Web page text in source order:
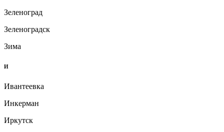
Зеленоград
Зеленоградск
Зима
И
Ивантеевка
Инкерман
Иркутск